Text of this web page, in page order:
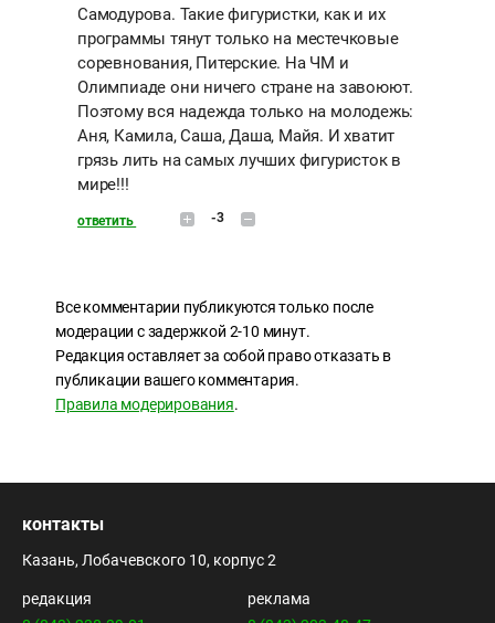
Самодурова. Такие фигуристки, как и их
программы тянут только на местечковые
соревнования, Питерские. На ЧМ и
Олимпиаде они ничего стране на завоюют.
Поэтому вся надежда только на молодежь:
Аня, Камила, Саша, Даша, Майя. И хватит
грязь лить на самых лучших фигуристок в
мире!!!
ответить -3
Все комментарии публикуются только после
модерации с задержкой 2-10 минут.
Редакция оставляет за собой право отказать в
публикации вашего комментария.
Правила модерирования.
контакты
Казань, Лобачевского 10, корпус 2
редакция
реклама